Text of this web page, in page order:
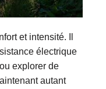
et intensité. Il
électrique
explorer de
autant